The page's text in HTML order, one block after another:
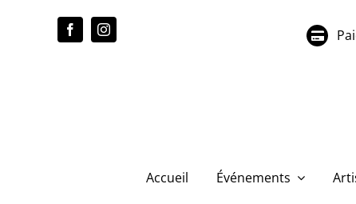
Accueil Événements